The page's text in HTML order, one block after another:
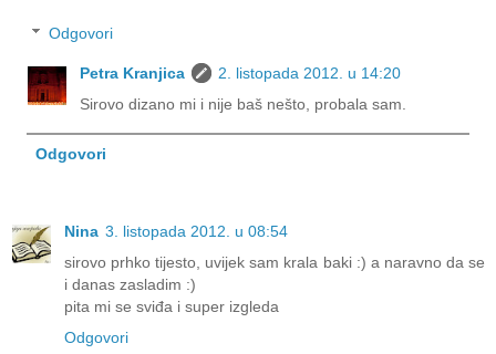
Odgovori
Petra Kranjica
2. listopada 2012. u 14:20
Sirovo dizano mi i nije baš nešto, probala sam.
Odgovori
Nina 3. listopada 2012. u 08:54
sirovo prhko tijesto, uvijek sam krala baki :) a naravno da se
i danas zasladim :)
pita mi se sviđa i super izgleda
Odgovori